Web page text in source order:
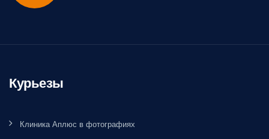
Курьезы
Клиника Аплюс в фотографиях